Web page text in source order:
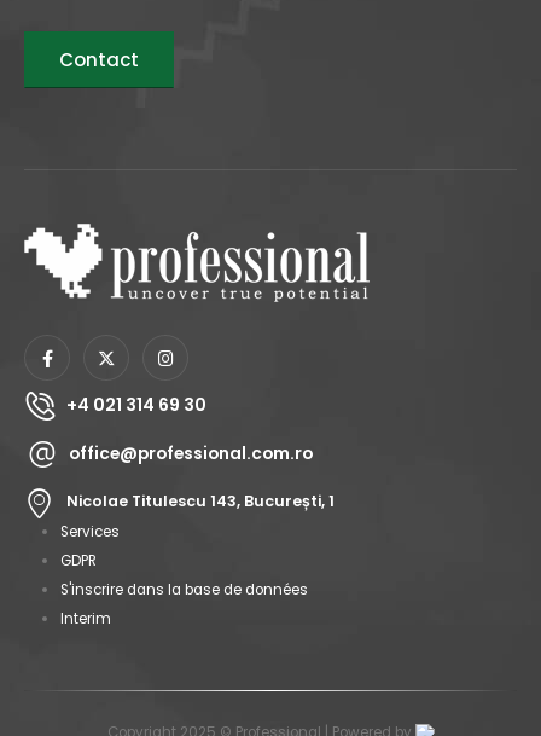
Contact
+4 021 314 69 30
office@professional.com.ro
Nicolae Titulescu 143, București, 1
Services
GDPR
S'inscrire dans la base de données
Interim